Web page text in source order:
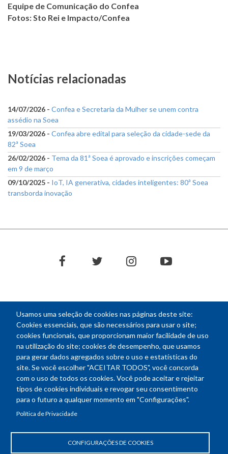
Usamos uma seleção de cookies nas páginas deste site:
Cookies essenciais, que são necessários para usar o site;
cookies funcionais, que proporcionam maior facilidade de uso
na utilização do site; cookies de desempenho, que usamos
para gerar dados agregados sobre o uso e estatísticas do
site. Se você escolher "ACEITAR TODOS", você concorda
com o uso de todos os cookies. Você pode aceitar e rejeitar
tipos de cookies individuais e revogar seu consentimento
para o futuro a qualquer momento em "Configurações".
Política de Privacidade
CONFIGURAÇÕES DE COOKIES
Equipe de Comunicação do Confea
Fotos: Sto Rei e Impacto/Confea
Notícias relacionadas
14/07/2026 - Confea e Secretaria da Mulher se unem contra
assédio na Soea
19/03/2026 - Confea abre edital para seleção da cidade-sede da
82ª Soea
26/02/2026 - Tema da 81ª Soea é aprovado e inscrições começam
em 9 de março
09/10/2025 - IoT, IA generativa, cidades inteligentes: 80ª Soea
transborda inovação
facebooktwitter instagramyoutube
NEWSLETTER
Endereço: SEPN 508, Bloco A
70740-541 - Brasília-DF
Horário de funcionamento: das 8h30 às 18h30